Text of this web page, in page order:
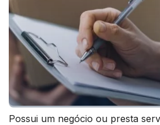
Possui um negócio ou presta